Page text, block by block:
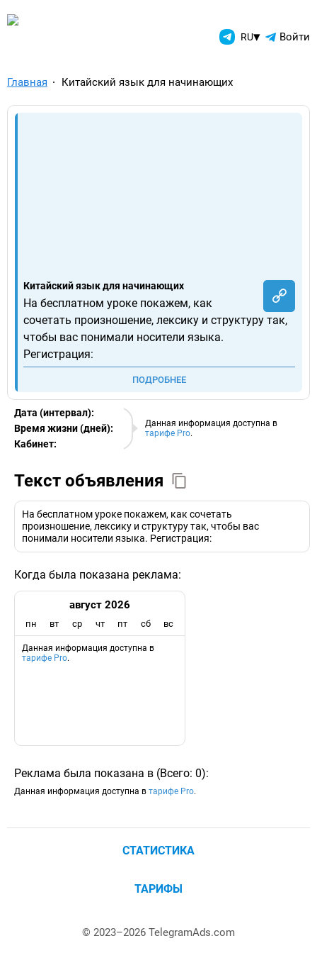
TelegramAds.com — RU▾ Войти
Главная Китайский язык для начинающих
Китайский язык для начинающих
На бесплатном уроке покажем, как
сочетать произношение, лексику и структуру так,
чтобы вас понимали носители языка.
Регистрация:
ПОДРОБНЕЕ
Данная информация доступна в
тарифе Pro.
Дата (интервал):
08.08.2026
Время жизни (дней):
Кабинет:
EURO
Текст объявления
На бесплатном уроке покажем, как сочетать
произношение, лексику и структуру так, чтобы вас
понимали носители языка. Регистрация:
Когда была показана реклама:
август 2026
пн вт ср чт пт сб вс
Данная информация доступна в
тарифе Pro.
Реклама была показана в (Всего: 0):
Данная информация доступна в тарифе Pro.
СТАТИСТИКА
ТАРИФЫ
© 2023–2026 TelegramAds.com